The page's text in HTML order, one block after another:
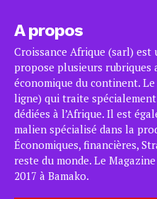
A propos
Croissance Afrique (sarl)
propose plusieurs rubriques
économique du continent.
ligne) qui traite
dédiées à l’Afrique. Il est
malien spécialisé dans la
Économiques, financières,
reste du monde. Le
2017 à Bamako.